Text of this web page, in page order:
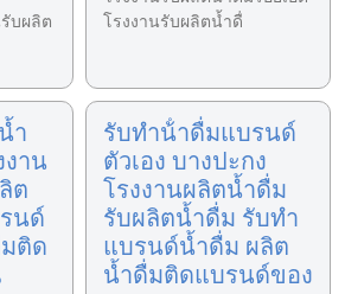
บผลิต
โรงงานรับผลิตน้ำดื่
ำ
าน
ต
นด์
ติด
รับทําน้ําดื่มแบรนด์
ตัวเอง บางปะกง
โรงงานผลิตน้ำดื่ม
รับผลิตน้ำดื่ม รับทำ
แบรนด์น้ำดื่ม ผลิต
น้ำดื่มติดแบรนด์ของ